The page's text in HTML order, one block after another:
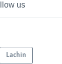
us
Lachin